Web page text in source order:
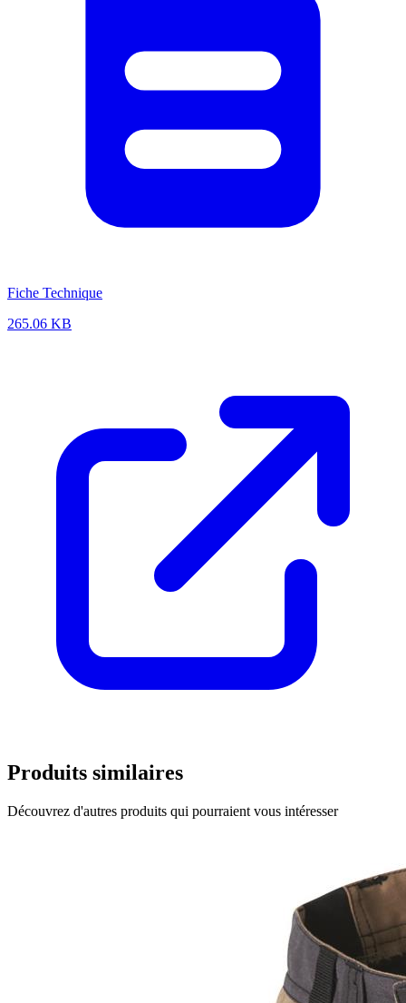
Fiche Technique
265.06 KB
Produits similaires
Découvrez d'autres produits qui pourraient vous intéresser